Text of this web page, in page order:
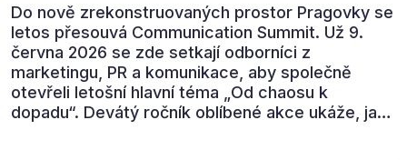
Do nově zrekonstruovaných prostor Pragovky se
letos přesouvá Communication Summit. Už 9.
června 2026 se zde setkají odborníci z
marketingu, PR a komunikace, aby společně
otevřeli letošní hlavní téma „Od chaosu k
dopadu“. Devátý ročník oblíbené akce ukáže, jak